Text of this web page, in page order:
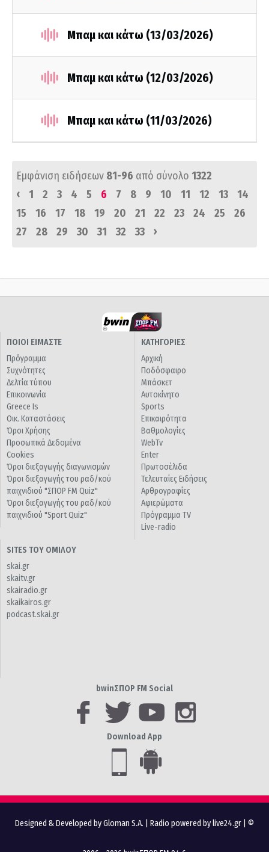
Μπαμ και κάτω (13/03/2026)
Μπαμ και κάτω (12/03/2026)
Μπαμ και κάτω (11/03/2026)
Εμφάνιση ειδήσεων 81-96 από σύνολο 1322
‹
1 2 3 4 5 6 7 8 9 10 11 12 13
14
15
16 17 18 19 20 21 22 23 24 25
26
27
28 29 30 31 32 33 ›
ΠΟΙΟΙ ΕΙΜΑΣΤΕ
Πρόγραμμα
Συχνότητες
Δελτία τύπου
Επικοινωνία
Greece Is
Οικ. Καταστάσεις
Όροι Χρήσης
Προσωπικά Δεδομένα
Cookies
Όροι διεξαγωγής διαγωνισμών
Όροι διεξαγωγής του ραδ/κού
παιχνιδιού "ΣΠΟΡ FM Quiz"
Όροι διεξαγωγής του ραδ/κού
παιχνιδιού "Sport Quiz"
ΚΑΤΗΓΟΡΙΕΣ
Αρχική
Ποδόσφαιρο
Μπάσκετ
Αυτοκίνητο
Sports
Επικαιρότητα
Βαθμολογίες
WebTv
Enter
Πρωτοσέλιδα
Τελευταίες Ειδήσεις
Αρθρογραφίες
Αφιερώματα
Πρόγραμμα TV
Live-radio
SITES ΤΟΥ ΟΜΙΛΟΥ
skai.gr
skaitv.gr
skairadio.gr
skaikairos.gr
podcast.skai.gr
bwinΣΠΟΡ FM Social
Download App
Designed & Developed by Gloman S.A. Radio powered by live24.gr | ©